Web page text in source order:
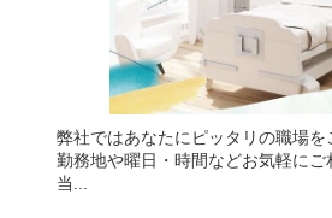
弊社ではあなたにピッタリの職場を
勤務地や曜日・時間などお気軽にご
当...